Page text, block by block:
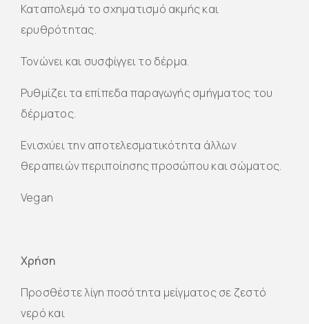
Καταπολεμά το σχηματισμό ακμής και
ερυθρότητας.
Τονώνει και συσφίγγει το δέρμα.
Ρυθμίζει τα επίπεδα παραγωγής σμήγματος του
δέρματος.
Ενισχύει την αποτελεσματικότητα άλλων
θεραπειών περιποίησης προσώπου και σώματος.
Vegan
Χρήση
Προσθέστε λίγη ποσότητα μείγματος σε ζεστό
νερό και